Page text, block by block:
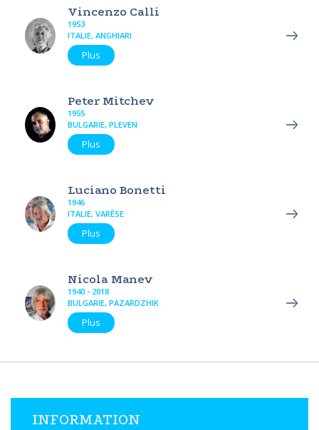
Vincenzo Calli
1953
ITALIE, ANGHIARI
Plus
Peter Mitchev
1955
BULGARIE, PLEVEN
Plus
Luciano Bonetti
1946
ITALIE, VARÈSE
Plus
Nicola Manev
1940 - 2018
BULGARIE, PAZARDZHIK
Plus
INFORMATION